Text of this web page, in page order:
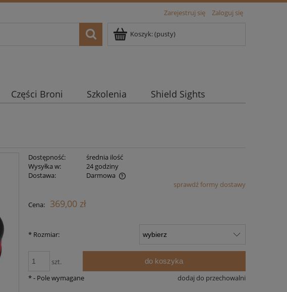
Zarejestruj się Zaloguj się
Koszyk:(pusty)
Części Broni Szkolenia Shield Sights
Dostępność:
średnia ilość
Wysyłka w:
24 godziny
Dostawa:
Darmowa
sprawdź formy dostawy
Cena: 369,00 zł
* Rozmiar:
szt. do koszyka
dodaj do przechowalni
*- Pole wymagane